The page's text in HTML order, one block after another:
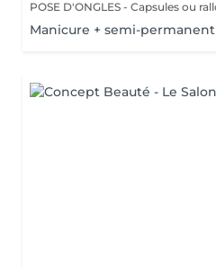
Manicure + semi-permanent